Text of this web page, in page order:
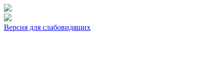
Версия для слабовидящих